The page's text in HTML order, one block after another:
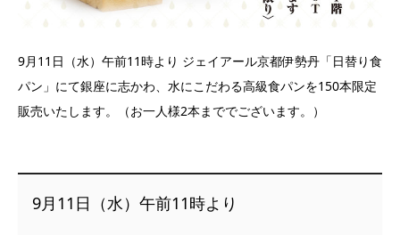
9月11日（水）午前11時より ジェイアール京都伊勢丹「日替り食
パン」にて銀座に志かわ、水にこだわる高級食パンを150本限定
販売いたします。（お一人様2本まででございます。）
9月11日（水）午前11時より